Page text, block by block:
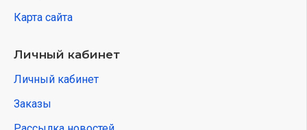
Карта сайта
Личный кабинет
Личный кабинет
Заказы